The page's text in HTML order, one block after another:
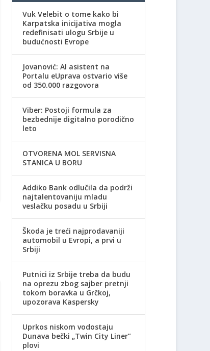
Vuk Velebit o tome kako bi
Karpatska inicijativa mogla
redefinisati ulogu Srbije u
budućnosti Evrope
Jovanović: AI asistent na
Portalu eUprava ostvario više
od 350.000 razgovora
Viber: Postoji formula za
bezbednije digitalno porodično
leto
OTVORENA MOL SERVISNA
STANICA U BORU
Addiko Bank odlučila da podrži
najtalentovaniju mladu
veslačku posadu u Srbiji
Škoda je treći najprodavaniji
automobil u Evropi, a prvi u
Srbiji
Putnici iz Srbije treba da budu
na oprezu zbog sajber pretnji
tokom boravka u Grčkoj,
upozorava Kaspersky
Uprkos niskom vodostaju
Dunava bečki „Twin City Liner”
plovi